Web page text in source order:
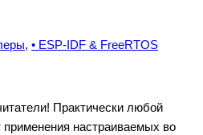
, • ESP-IDF & FreeRTOS
Практически любой
применения настраиваемых во